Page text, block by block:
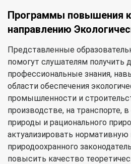
Программы повышения
направлению
Представленные
помогут слушателям получить
профессиональные знания,
области обеспечения
промышленности и
производстве, на транспорте,
природы и рационального
актуализировать нормативную
природоохранного
повысить качество